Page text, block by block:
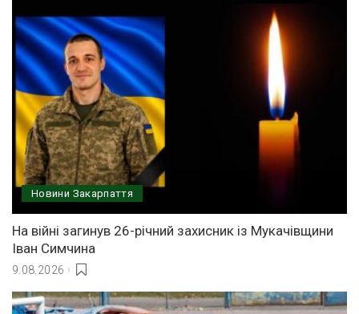
Новини Закарпаття
На війні загинув 26-річний захисник із Мукачівщини
Іван Симчина
9.08.2026